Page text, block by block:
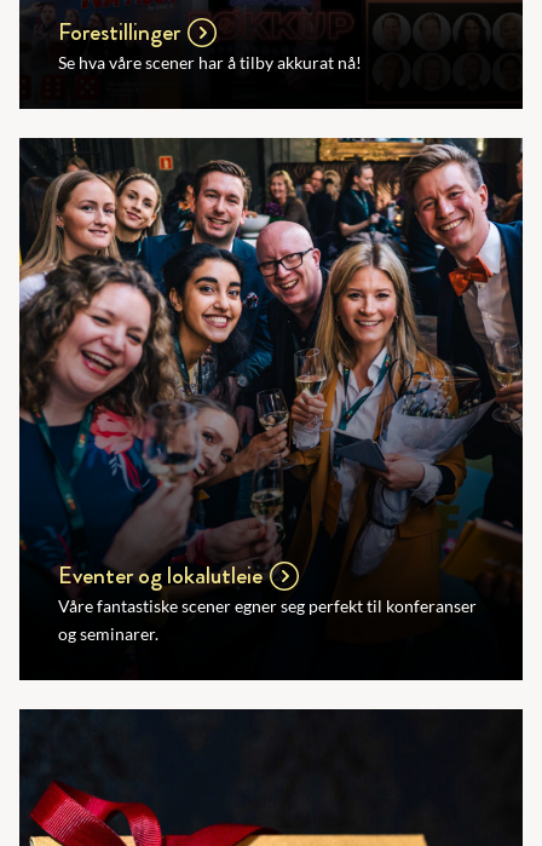
Forestillinger
Se hva våre scener har å tilby akkurat nå!
Eventer og lokalutleie
Våre fantastiske scener egner seg perfekt til konferanser
og seminarer.